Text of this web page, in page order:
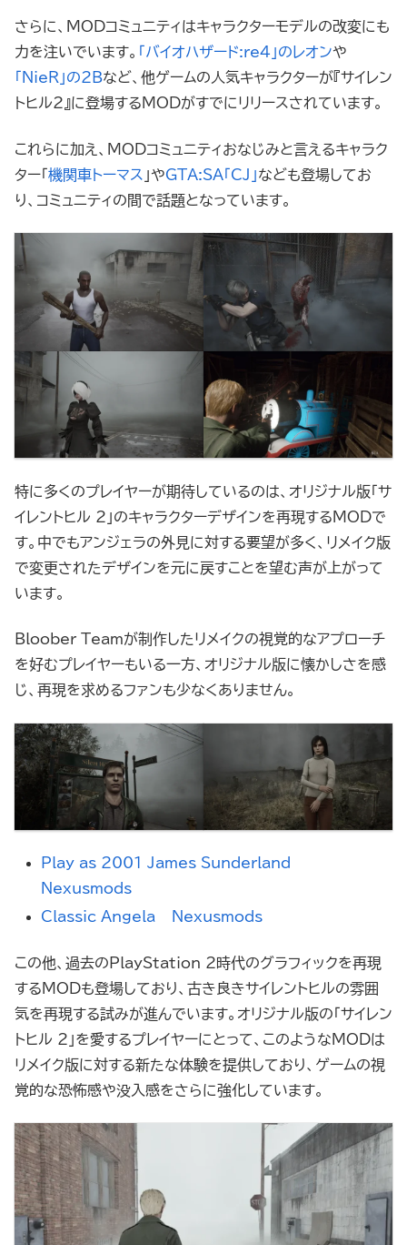
さらに、MODコミュニティはキャラクターモデルの改変にも
力を注いでいます。 「バイオハザード:re4」のレオンや
「NieR」の2Bなど、他ゲームの人気キャラクターが『サイレン
トヒル2』に登場するMODがすでにリリースされています。
これらに加え、MODコミュニティおなじみと言えるキャラク
ター「 機関車トーマス 」やGTA:SA「CJ」なども登場してお
り、コミュニティの間で話題となっています。
特に多くのプレイヤーが期待しているのは、オリジナル版「サ
イレントヒル 2」のキャラクターデザインを再現するMODで
す。中でもアンジェラの外見に対する要望が多く、リメイク版
で変更されたデザインを元に戻すことを望む声が上がって
います。
Bloober Teamが制作したリメイクの視覚的なアプローチ
を好むプレイヤーもいる一方、オリジナル版に懐かしさを感
じ、再現を求めるファンも少なくありません。
Play as 2001 James Sunderland –
Nexusmods
Classic Angela – Nexusmods
この他、過去のPlayStation 2時代のグラフィックを再現
するMODも登場しており、古き良きサイレントヒルの雰囲
気を再現する試みが進んでいます。オリジナル版の「サイレン
トヒル 2」を愛するプレイヤーにとって、このようなMODは
リメイク版に対する新たな体験を提供しており、ゲームの視
覚的な恐怖感や没入感をさらに強化しています。